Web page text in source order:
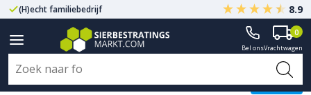
(H)echt familiebedrijf Gegarandeerd A-kwaliteit
8.9
Bel onsVrachtwagen
0
Gator Eurostone Sand Antraciet
zak 20kg